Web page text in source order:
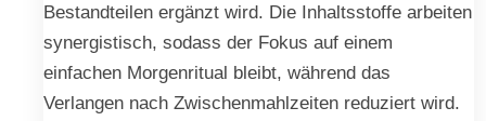
Bestandteilen ergänzt wird. Die Inhaltsstoffe arbeiten
synergistisch, sodass der Fokus auf einem
einfachen Morgenritual bleibt, während das
Verlangen nach Zwischenmahlzeiten reduziert wird.